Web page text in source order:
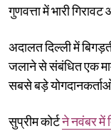
गुणवत्ता में भारी
अदालत दिल्ली में
जलाने से संबंधित एक
सबसे बड़े
सुप्रीम कोर्टने नवंबर में